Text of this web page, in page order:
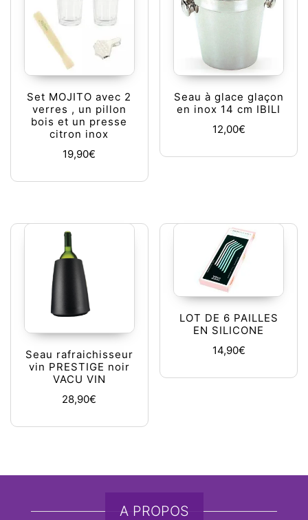
Set MOJITO avec 2
verres , un pillon
bois et un presse
citron inox
19,90€
Seau à glace glaçon
en inox 14 cm IBILI
12,00€
Seau rafraichisseur
vin PRESTIGE noir
VACU VIN
28,90€
LOT DE 6 PAILLES
EN SILICONE
14,90€
A PROPOS